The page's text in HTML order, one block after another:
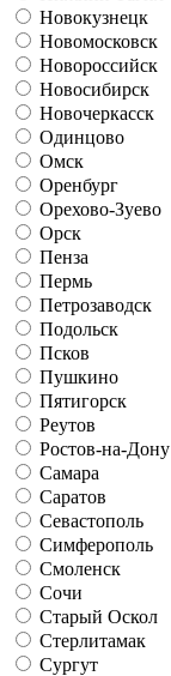
Новокузнецк
Новомосковск
Новороссийск
Новосибирск
Новочеркасск
Одинцово
Омск
Оренбург
Орехово-Зуево
Орск
Пенза
Пермь
Петрозаводск
Подольск
Псков
Пушкино
Пятигорск
Реутов
Ростов-на-Дону
Самара
Саратов
Севастополь
Симферополь
Смоленск
Сочи
Старый Оскол
Стерлитамак
Сургут